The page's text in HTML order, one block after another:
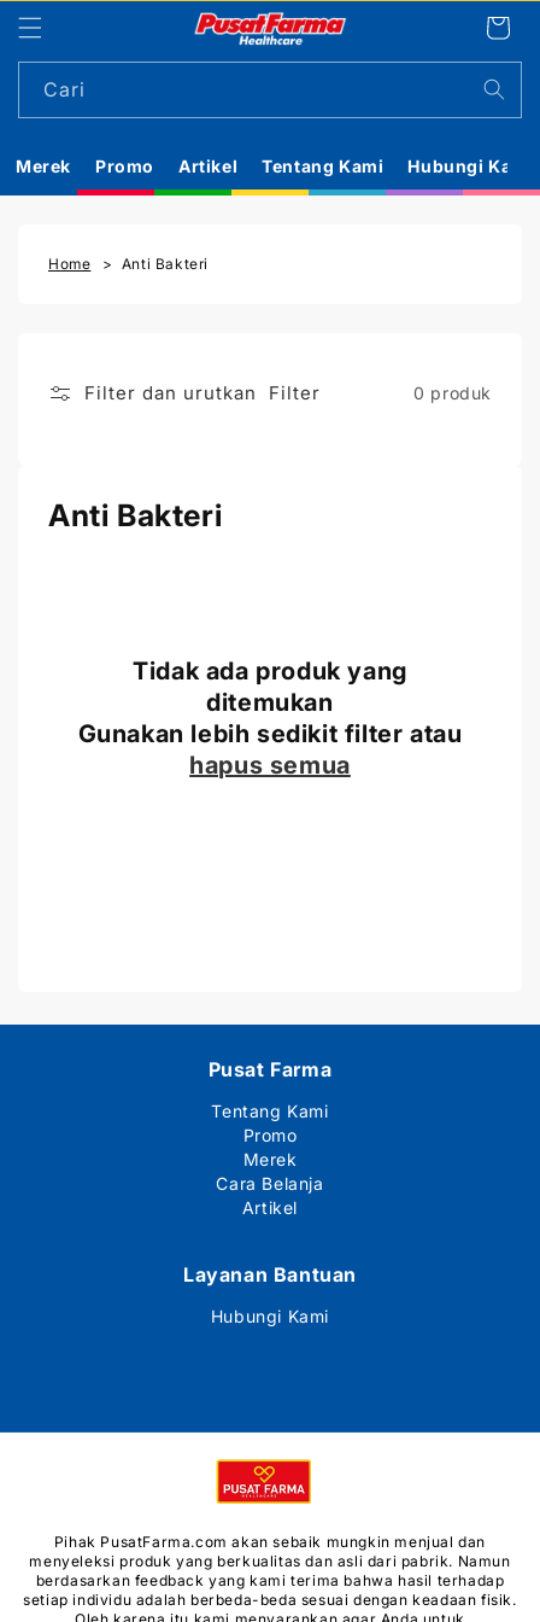
Langsung
ke
Cari
Merek Promo Artikel Tentang Kami Hubungi Kami
Home Anti Bakteri
Filter dan urutkan Filter 0 produk
K
Anti Bakteri
Tidak ada produk yang
ditemukan
Gunakan lebih sedikit filter atau
hapus semua
Pusat Farma
Tentang Kami
Promo
Merek
Cara Belanja
Artikel
Layanan Bantuan
Hubungi Kami
pembayaran
Pihak PusatFarma.com akan sebaik mungkin menjual dan
menyeleksi produk yang berkualitas dan asli dari pabrik. Namun
berdasarkan feedback yang kami terima bahwa hasil terhadap
setiap individu adalah berbeda-beda sesuai dengan keadaan fisik.